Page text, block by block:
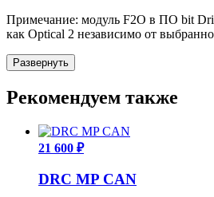
Примечание: модуль F2O в ПО bit
как Optical 2 независимо от
Развернуть
Рекомендуем также
21 600 ₽
DRC MP CAN